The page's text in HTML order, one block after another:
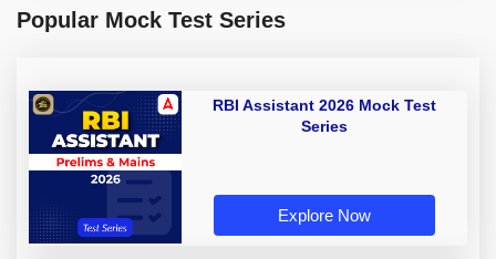
Popular Mock Test Series
RBI Assistant 2026 Mock Test
Series
Explore Now